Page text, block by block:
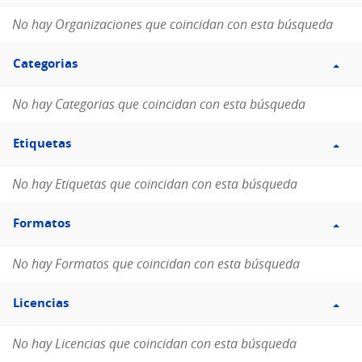
No hay Organizaciones que coincidan con esta búsqueda
Filtro
Categorias
Categorias
No hay Categorias que coincidan con esta búsqueda
Filtro
Etiquetas
Etiquetas
No hay Etiquetas que coincidan con esta búsqueda
Filtro
Formatos
Formatos
No hay Formatos que coincidan con esta búsqueda
Filtro
Licencias
Licencias
No hay Licencias que coincidan con esta búsqueda